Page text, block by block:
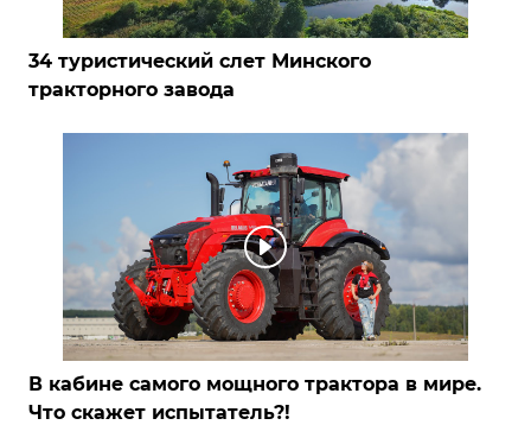
34 туристический слет Минского
тракторного завода
В кабине самого мощного трактора в мире.
Что скажет испытатель?!